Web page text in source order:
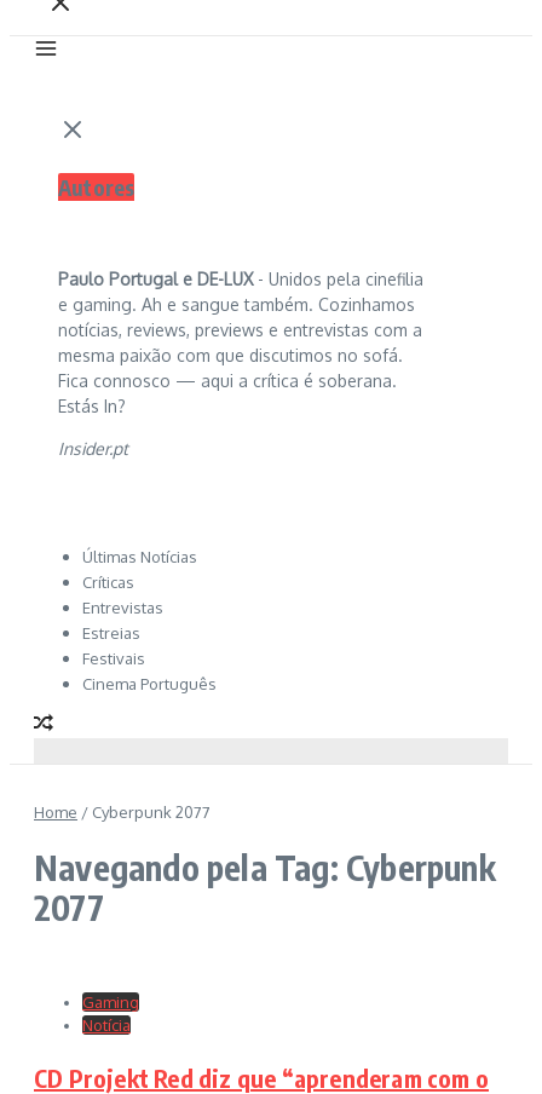
Autores
Paulo Portugal e DE-LUX - Unidos pela cinefilia
e gaming. Ah e sangue também. Cozinhamos
notícias, reviews, previews e entrevistas com a
mesma paixão com que discutimos no sofá.
Fica connosco — aqui a crítica é soberana.
Estás In?
Insider.pt
Últimas Notícias
Críticas
Entrevistas
Estreias
Festivais
Cinema Português
Home / Cyberpunk 2077
Navegando pela Tag: Cyberpunk
2077
Gaming
Notícia
CD Projekt Red diz que “aprenderam com o